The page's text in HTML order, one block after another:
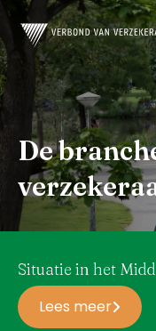
De
Situatie in het
Lees meer